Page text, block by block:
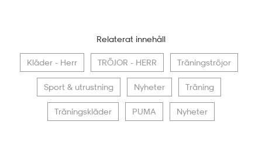
Relaterat innehåll
Kläder - Herr TRÖJOR - HERR Träningströjor
Sport & utrustning Nyheter Träning
Träningskläder PUMA Nyheter